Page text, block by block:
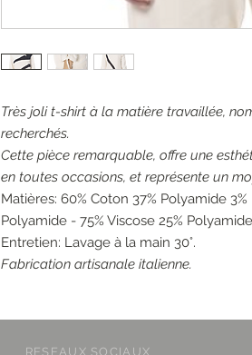
Très joli t-shirt à la matière travaillée,
recherchés.
Cette pièce remarquable, offre une
en toutes occasions, et représente un
Matières: 60% Coton 37% Polyamide
Polyamide - 75% Viscose 25%
Entretien: Lavage à la main 30°.
Fabrication artisanale italienne.
RESEAUX SOCIAUX